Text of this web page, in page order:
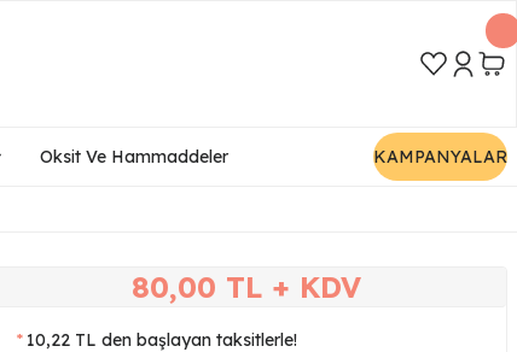
Oksit Ve Hammaddeler KAMPANYALAR
80,00 TL + KDV
* 10,22 TL den başlayan taksitlerle!